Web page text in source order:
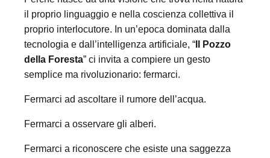
il proprio linguaggio e nella coscienza collettiva il
proprio interlocutore. In un’epoca dominata dalla
tecnologia e dall’intelligenza artificiale, “ Il Pozzo
della Foresta” ci invita a compiere un gesto
semplice ma rivoluzionario: fermarci.
Fermarci ad ascoltare il rumore dell’acqua.
Fermarci a osservare gli alberi.
Fermarci a riconoscere che esiste una saggezza